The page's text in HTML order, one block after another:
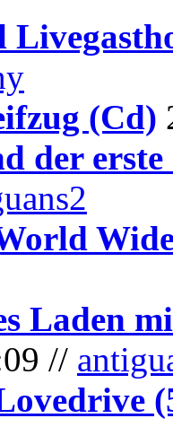
(Cd)
der erste
Laden
//